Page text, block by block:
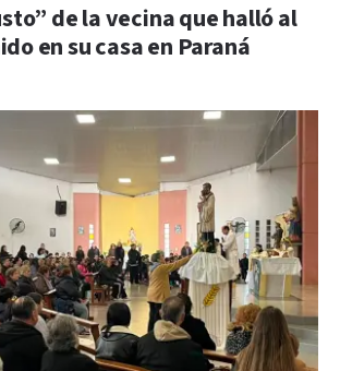
de la vecina que halló al
en su casa en Paraná